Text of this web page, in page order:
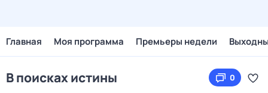
Главная Моя программа Премьеры недели
В поисках истины 0